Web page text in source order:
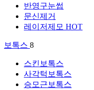
반영구눈썹
문신제거
레이저제모 HOT
보톡스 8
스킨보톡스
사각턱보톡스
승모근보톡스